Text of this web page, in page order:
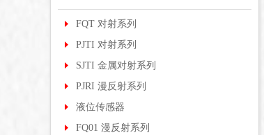
FQT 对射系列
PJTI 对射系列
SJTI 金属对射系列
PJRI 漫反射系列
液位传感器
FQ01 漫反射系列